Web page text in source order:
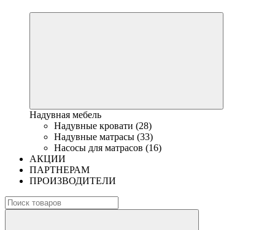
Надувная мебель
Надувные кровати (28)
Надувные матрасы (33)
Насосы для матрасов (16)
АКЦИИ
ПАРТНЕРАМ
ПРОИЗВОДИТЕЛИ